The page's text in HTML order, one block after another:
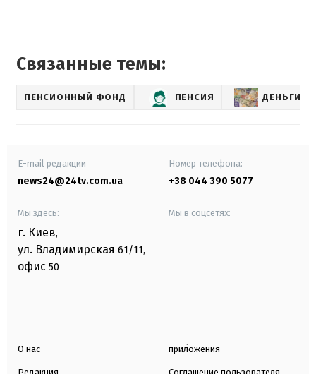
Связанные темы:
ПЕНСИОННЫЙ ФОНД ПЕНСИЯ ДЕНЬГИ
E-mail редакции
news24@24tv.com.ua
Номер телефона:
+38 044 390 5077
Мы здесь:
г. Киев,
ул. Владимирская 61/11,
офис 50
Мы в соцсетях:
О нас приложения